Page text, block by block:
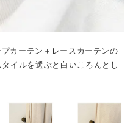
カーテン＋レースカーテンの
イルを選ぶと白いころんとし